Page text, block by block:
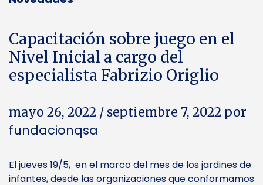
Capacitación sobre juego en el
Nivel Inicial a cargo del
especialista Fabrizio Origlio
mayo 26, 2022 / septiembre 7, 2022 por
fundacionqsa
El jueves 19/5, en el marco del mes de los jardines de
infantes, desde las organizaciones que conformamos